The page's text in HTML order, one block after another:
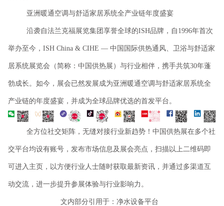
亚洲暖通空调与舒适家居系统全产业链年度盛宴
沿袭自法兰克福展览集团享誉全球的ISH品牌，自1996年首次
举办至今，ISH China & CIHE — 中国国际供热通风、卫浴与舒适家
居系统展览会（简称：中国供热展）与行业相伴，携手共筑30年蓬
勃成长。如今，展会已然发展成为亚洲暖通空调与舒适家居系统全
产业链的年度盛宴，并成为全球品牌优选的首发平台。
全方位社交矩阵，无缝对接行业新趋势！中国供热展在多个社
交平台均设有账号，发布市场信息及展会亮点，扫描以上二维码即
可进入主页，以方便行业人士随时获取最新资讯，并通过多渠道互
动交流，进一步提升参展体验与行业影响力。
文内部分引用于：净水设备平台